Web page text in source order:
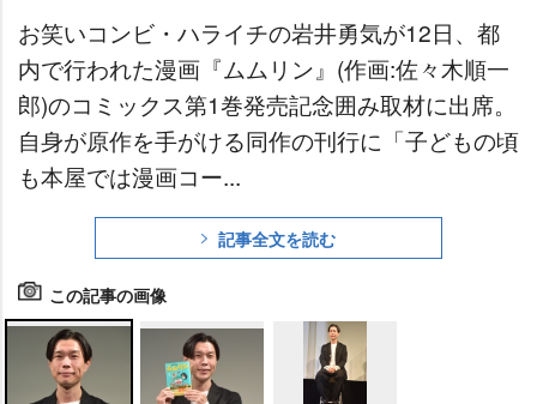
お笑いコンビ・ハライチの岩井勇気が12日、都
内で行われた漫画『ムムリン』(作画:佐々木順一
郎)のコミックス第1巻発売記念囲み取材に出席。
自身が原作を手がける同作の刊行に「子どもの頃
も本屋では漫画コー...
記事全文を読む
この記事の画像